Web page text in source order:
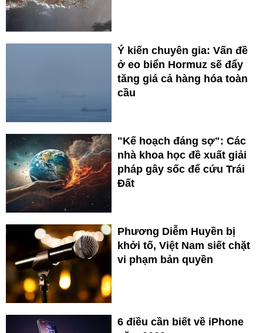
Ý kiến chuyên gia: Vấn đề
ở eo biển Hormuz sẽ đẩy
tăng giá cả hàng hóa toàn
cầu
"Kế hoạch đáng sợ": Các
nhà khoa học đề xuất giải
pháp gây sốc để cứu Trái
Đất
Phương Diễm Huyền bị
khởi tố, Việt Nam siết chặt
vi phạm bản quyền
6 điều cần biết về iPhone